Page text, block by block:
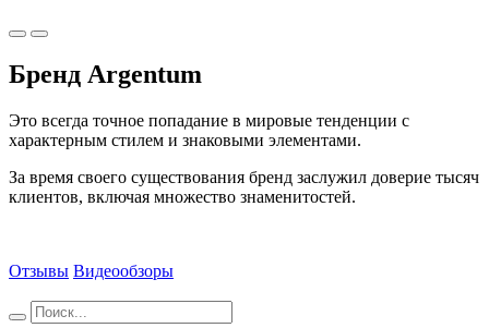
Бренд Argentum
Это всегда точное попадание в мировые тенденции с
характерным стилем и знаковыми элементами.
За время своего существования бренд заслужил доверие тысяч
клиентов, включая множество знаменитостей.
Отзывы Видеообзоры